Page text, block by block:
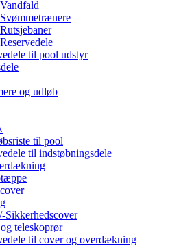
Vandfald
Svømmetrænere
Rutsjebaner
Reservedele
til pool udstyr
og udløb
til pool
til indstøbningsdele
Sikkerhedscover
teleskoprør
til cover og overdækning